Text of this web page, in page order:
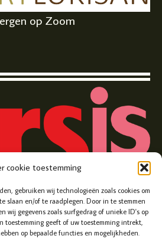
cookie toestemming
gebruiken wij technologieën zoals cookies om
slaan en/of te raadplegen. Door in te stemmen
wij gegevens zoals surfgedrag of unieke ID's op
toestemming geeft of uw toestemming intrekt,
op bepaalde functies en mogelijkheden.
op Zoom
5, Bergen op Zoom